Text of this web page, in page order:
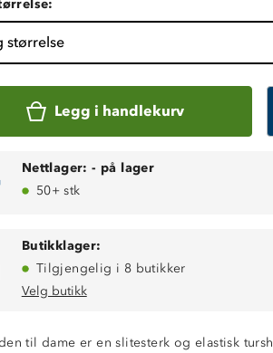
størrelse
Legg i handlekurv
Nettlager: - på lager
50+ stk
Butikklager:
Tilgjengelig i 8 butikker
Velg butikk
til dame er en slitesterk og elastisk